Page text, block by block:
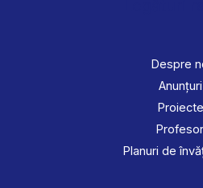
Despre
Anunțuri
Proiecte
Planuri de